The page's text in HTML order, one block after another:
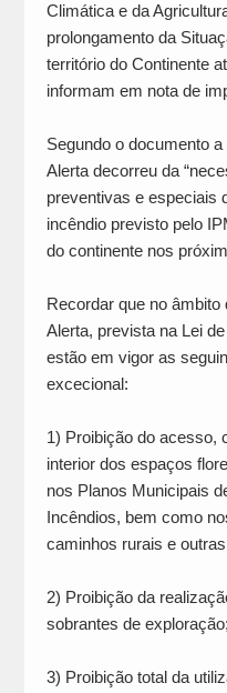
Climática e da
prolongamento da
território do Continente
informam em nota de
Segundo o documento
Alerta decorreu da
preventivas e especiais
incêndio previsto pelo
do continente nos
Recordar que no
Alerta, prevista na Lei
estão em vigor as
excecional:
1) Proibição do acesso,
interior dos espaços
nos Planos Municipais
Incêndios, bem como
caminhos rurais e
2) Proibição da
sobrantes de exploração;
3) Proibição total da